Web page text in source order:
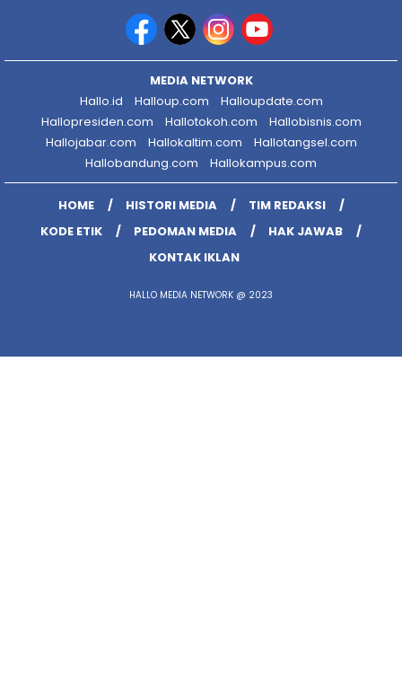
MEDIA NETWORK
Hallo.id
Halloup.com
Halloupdate.com
Hallopresiden.com
Hallotokoh.com
Hallobisnis.com
Hallojabar.com
Hallokaltim.com
Hallotangsel.com
Hallobandung.com
Hallokampus.com
HOME HISTORI MEDIA
TIM REDAKSI
KODE ETIK
PEDOMAN MEDIA
HAK JAWAB
KONTAK IKLAN
HALLO MEDIA NETWORK @ 2023